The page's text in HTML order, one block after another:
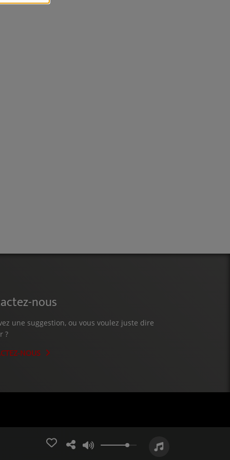
nous
une suggestion, ou vous voulez juste dire
?
NOUS